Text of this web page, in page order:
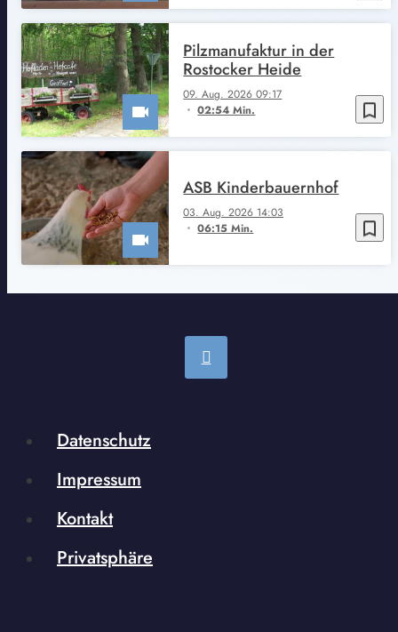
bookmark_border
09. Aug. 2026 09:17
02:54 Min.
Pilzmanufaktur in der
Rostocker Heide
bookmark_border
03. Aug. 2026 14:03
06:15 Min.
ASB Kinderbauernhof
Datenschutz
Impressum
Kontakt
Privatsphäre